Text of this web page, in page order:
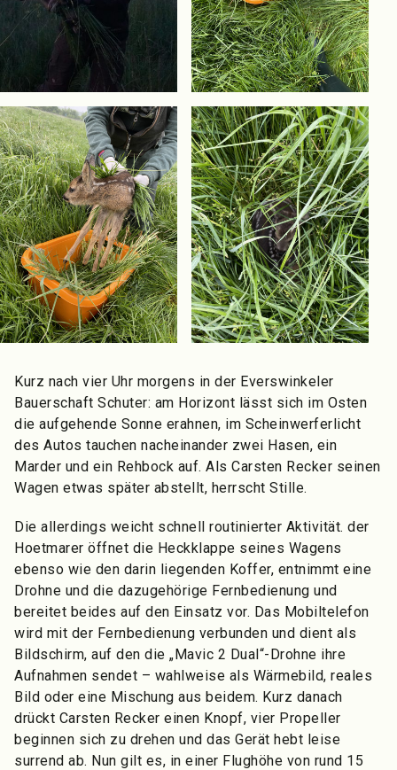
Kurz nach vier Uhr morgens in der Everswinkeler
Bauerschaft Schuter: am Horizont lässt sich im Osten
die aufgehende Sonne erahnen, im Scheinwerferlicht
des Autos tauchen nacheinander zwei Hasen, ein
Marder und ein Rehbock auf. Als Carsten Recker seinen
Wagen etwas später abstellt, herrscht Stille.
Die allerdings weicht schnell routinierter Aktivität. der
Hoetmarer öffnet die Heckklappe seines Wagens
ebenso wie den darin liegenden Koffer, entnimmt eine
Drohne und die dazugehörige Fernbedienung und
bereitet beides auf den Einsatz vor. Das Mobiltelefon
wird mit der Fernbedienung verbunden und dient als
Bildschirm, auf den die „Mavic 2 Dual“-Drohne ihre
Aufnahmen sendet – wahlweise als Wärmebild, reales
Bild oder eine Mischung aus beidem. Kurz danach
drückt Carsten Recker einen Knopf, vier Propeller
beginnen sich zu drehen und das Gerät hebt leise
surrend ab. Nun gilt es, in einer Flughöhe von rund 15